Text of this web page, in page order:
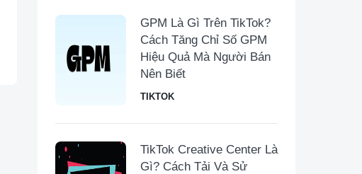
GPM Là Gì Trên TikTok?
Cách Tăng Chỉ Số GPM
Hiệu Quả Mà Người Bán
Nên Biết
TIKTOK
TikTok Creative Center Là
Gì? Cách Tải Và Sử